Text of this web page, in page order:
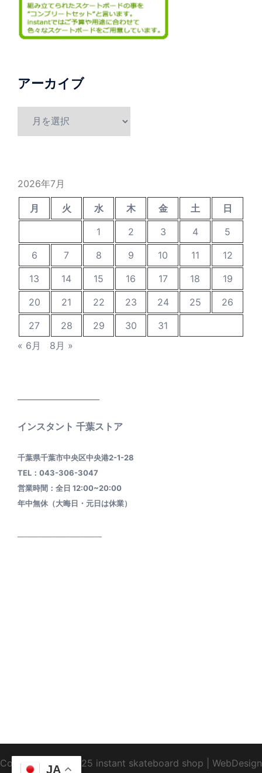
アーカイブ
2026年7月
月 火 水 木 金 土
日
1
2 3 4
5
6
7 8 9 10 11
12
13
14 15 16 17 18
19
20
21 22 23 24 25
26
27
28 29 30
31
« 6月
8月 »
インスタント 千葉ストア
千葉県千葉市中央区中央港2-1-28
TEL：043-306-3047
営業時間：全日 12:00~20:00
年中無休（大晦日・元日は休業）
Copyright1995-2025 instant skateboard shop
WebDesign
JA